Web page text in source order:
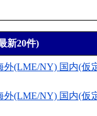
新20件)
外(LME/NY) 国内(仮
外(LME/NY) 国内(仮